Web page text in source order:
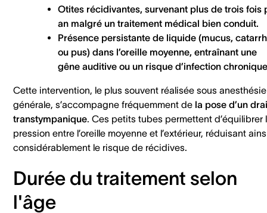
Otites récidivantes, survenant plus de trois fois
an malgré un traitement médical bien conduit.
Présence persistante de liquide (mucus,
ou pus) dans l’oreille moyenne, entraînant une
gêne auditive ou un risque d’infection
Cette intervention, le plus souvent réalisée sous anesthésie
générale, s’accompagne fréquemment de la pose d’un
transtympanique. Ces petits tubes permettent d’équilibrer
pression entre l’oreille moyenne et l’extérieur, réduisant
considérablement le risque de récidives.
Durée du traitement selon
l'âge